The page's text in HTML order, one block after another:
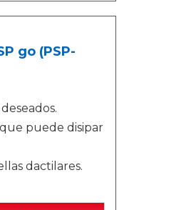
go (PSP-
puede disipar
dactilares.